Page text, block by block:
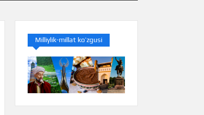
Milliylik-millat ko’zgusi